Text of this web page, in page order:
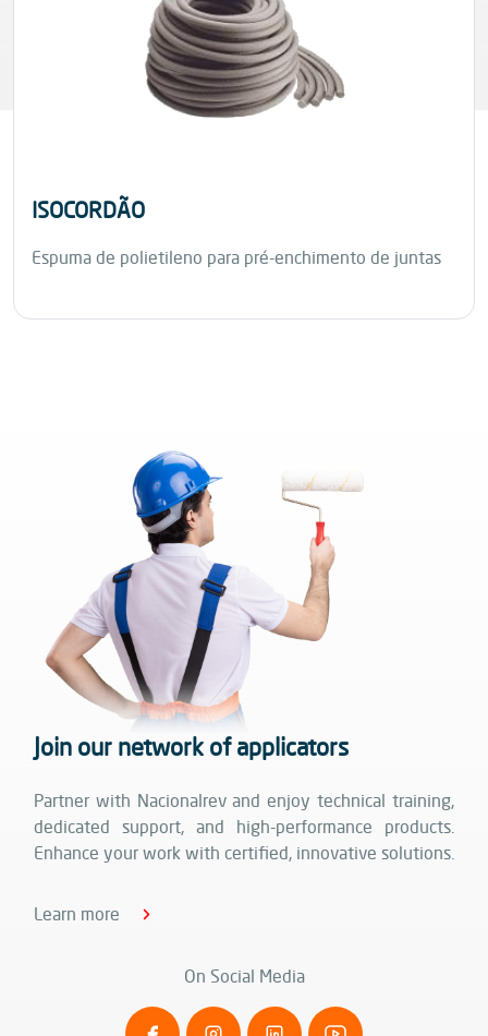
ISOCORDÃO
Espuma de polietileno para pré-enchimento de juntas
Join our network of applicators
Partner with Nacionalrev and enjoy technical training,
dedicated support, and high-performance products.
Enhance your work with certified, innovative solutions.
Learn more
On Social Media